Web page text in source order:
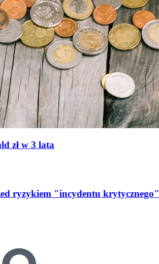
zł w 3 lata
ryzykiem "incydentu krytycznego"